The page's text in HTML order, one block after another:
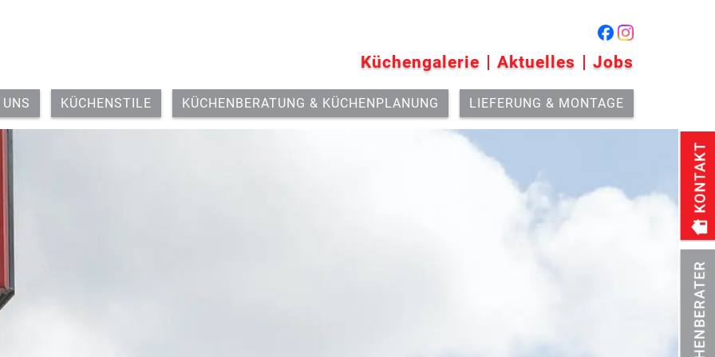
Küchengalerie Aktuelles Jobs
KÜCHENSTILE KÜCHENBERATUNG & KÜCHENPLANUNG LIEFERUNG & MONTAGE